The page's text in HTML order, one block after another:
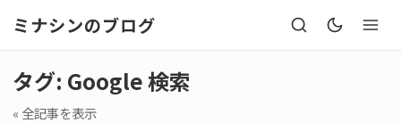
ミナシンのブログ
タグ: Google 検索
« 全記事を表示